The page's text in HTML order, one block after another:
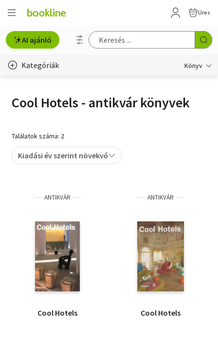
Üres
AI ajánló
Kategóriák Könyv
Erotika
Hobbi, szabadidő
Szótár, nyelvkönyv
Tankönyv, segédkönyv
Társadalomtudomány
Történelem
Cool Hotels - antikvár könyvek
Találatok száma: 2
Kiadási év szerint növekvő
ANTIKVÁR
Cool Hotels
ANTIKVÁR
Cool Hotels